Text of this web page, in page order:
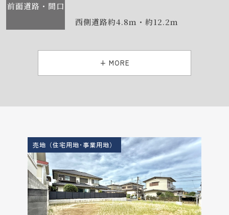
前面道路・間口
西側道路約4.8ｍ・約12.2ｍ
+ MORE
売地（住宅用地･事業用地）